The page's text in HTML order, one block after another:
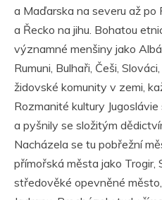
a Maďarska na severu až po
a Řecko na jihu. Bohatou
významné menšiny jako
Rumuni, Bulhaři, Češi,
židovské komunity v zemi,
Rozmanité kultury
a pyšnily se složitým
Nacházela se tu pobřežní
přímořská města jako Trogir,
středověké opevněné